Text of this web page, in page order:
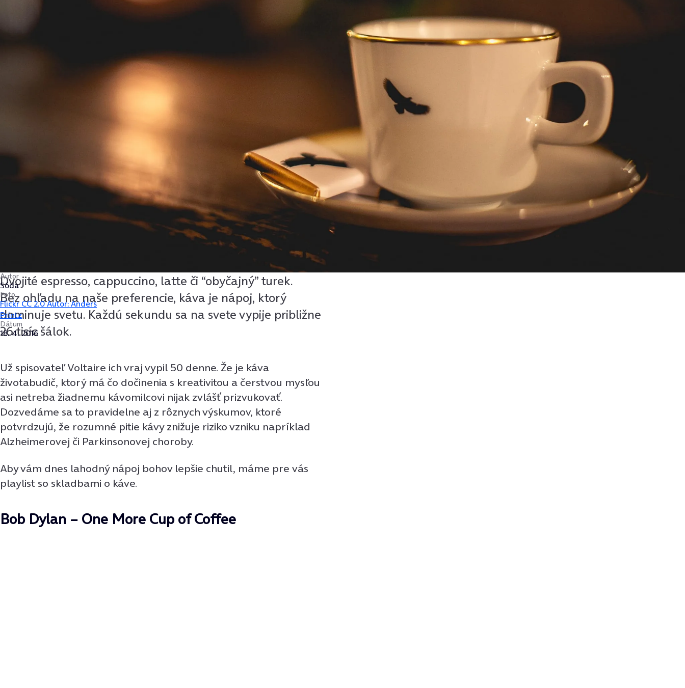
Autor
Sóda
Foto
Flickr CC 2.0 Autor: Anders
Printz
Dátum
18. 4. 2016
Dvojité espresso, cappuccino, latte či “obyčajný” turek.
Bez ohľadu na naše preferencie, káva je nápoj, ktorý
dominuje svetu. Každú sekundu sa na svete vypije približne
26 tisíc šálok.
Už spisovateľ Voltaire ich vraj vypil 50 denne. Že je káva
životabudič, ktorý má čo dočinenia s kreativitou a čerstvou mysľou
asi netreba žiadnemu kávomilcovi nijak zvlášť prizvukovať.
Dozvedáme sa to pravidelne aj z rôznych výskumov, ktoré
potvrdzujú, že rozumné pitie kávy znižuje riziko vzniku napríklad
Alzheimerovej či Parkinsonovej choroby.
Aby vám dnes lahodný nápoj bohov lepšie chutil, máme pre vás
playlist so skladbami o káve.
Bob Dylan – One More Cup of Coffee